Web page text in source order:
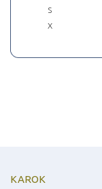
S
X
KAROK